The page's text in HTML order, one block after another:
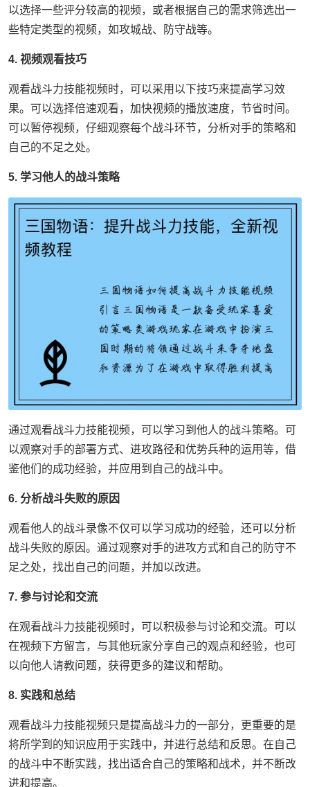
以选择一些评分较高的视频，或者根据自己的需求筛选出一
些特定类型的视频，如攻城战、防守战等。
4. 视频观看技巧
观看战斗力技能视频时，可以采用以下技巧来提高学习效
果。可以选择倍速观看，加快视频的播放速度，节省时间。
可以暂停视频，仔细观察每个战斗环节，分析对手的策略和
自己的不足之处。
5. 学习他人的战斗策略
通过观看战斗力技能视频，可以学习到他人的战斗策略。可
以观察对手的部署方式、进攻路径和优势兵种的运用等，借
鉴他们的成功经验，并应用到自己的战斗中。
6. 分析战斗失败的原因
观看他人的战斗录像不仅可以学习成功的经验，还可以分析
战斗失败的原因。通过观察对手的进攻方式和自己的防守不
足之处，找出自己的问题，并加以改进。
7. 参与讨论和交流
在观看战斗力技能视频时，可以积极参与讨论和交流。可以
在视频下方留言，与其他玩家分享自己的观点和经验，也可
以向他人请教问题，获得更多的建议和帮助。
8. 实践和总结
观看战斗力技能视频只是提高战斗力的一部分，更重要的是
将所学到的知识应用于实践中，并进行总结和反思。在自己
的战斗中不断实践，找出适合自己的策略和战术，并不断改
进和提高。